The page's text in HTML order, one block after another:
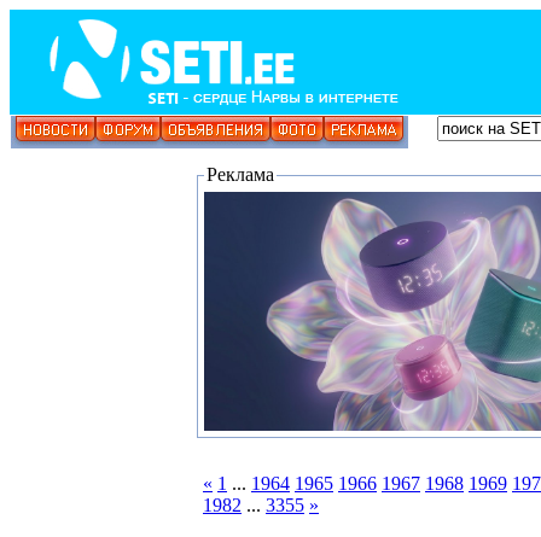
Реклама
« 1 ... 1964 1965 1966 1967 1968 1969
1982 ... 3355 »